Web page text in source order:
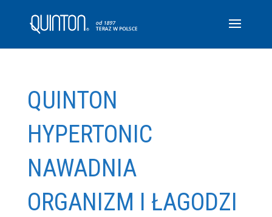
QUINTON
HYPERTONIC
NAWADNIA
ORGANIZM I ŁAGODZI